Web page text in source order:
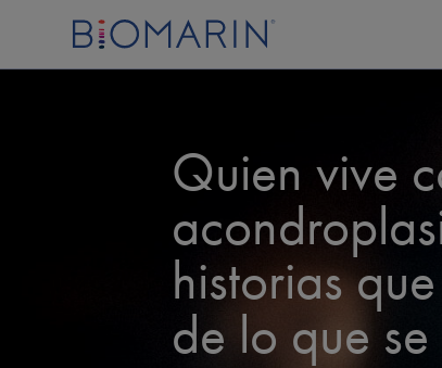
Quien vive
historias
de lo que se